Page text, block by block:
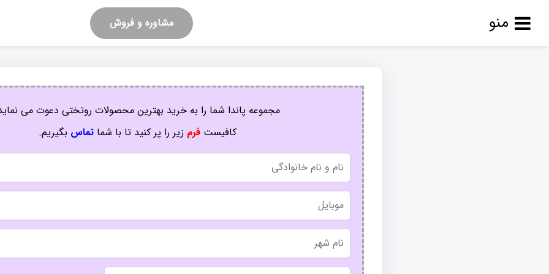
منو مشاوره و فروش
مجموعه پاندا شما را به خرید بهترین محصولات روتختی دعوت می
کافیستفرم زیر را پر کنید تا با شماتماس بگیریم.
و
نام
خانوادگی
موبایل
نام
شهر